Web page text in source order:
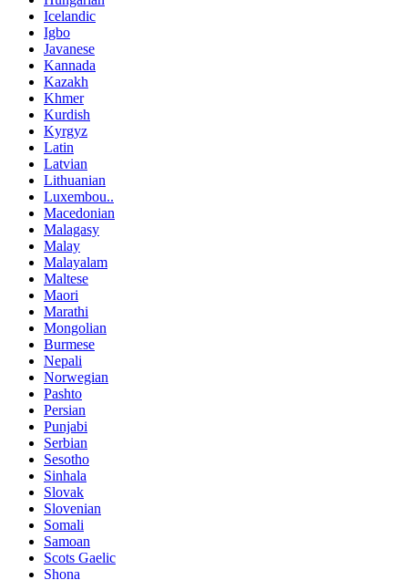
Icelandic
Igbo
Javanese
Kannada
Kazakh
Khmer
Kurdish
Kyrgyz
Latin
Latvian
Lithuanian
Luxembou..
Macedonian
Malagasy
Malay
Malayalam
Maltese
Maori
Marathi
Mongolian
Burmese
Nepali
Norwegian
Pashto
Persian
Punjabi
Serbian
Sesotho
Sinhala
Slovak
Slovenian
Somali
Samoan
Scots Gaelic
Shona